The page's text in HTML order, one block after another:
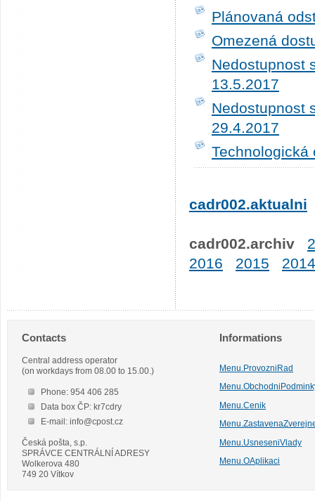
Plánovaná
Omezená
Nedostupnost
13.5.2017
Nedostupnost
29.4.2017
Technologická
cadr002.aktualni
cadr002.archiv
2016
2015 2014
Contacts
Central address operator
(on workdays from 08.00 to 15.00.)
Phone: 954 406 285
Data box ČP: kr7cdry
E-mail: info@cpost.cz
Česká pošta, s.p.
SPRÁVCE CENTRÁLNÍ ADRESY
Wolkerova 480
749 20 Vítkov
Informations
Menu.ProvozniRad
Menu.Cenik
Menu.UsneseniVlady
Menu.OAplikaci